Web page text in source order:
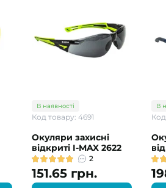
В наявності
Код товару: 4691
Окуляри захисні
відкриті I-MAX 2622
2
151.65 грн.
В